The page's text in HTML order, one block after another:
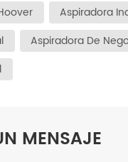
Aspiradora
Aspiradora De
MENSAJE